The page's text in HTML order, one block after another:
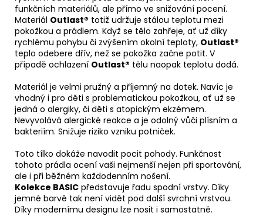
funkčních materiálů, ale přímo ve snižování pocení.
Materiál Outlast® totiž udržuje stálou teplotu mezi
pokožkou a prádlem. Když se tělo zahřeje, ať už díky
rychlému pohybu či zvýšením okolní teploty, Outlast®
teplo odebere dřív, než se pokožka začne potit. V
případě ochlazení Outlast® tělu naopak teplotu dodá.
Materiál je velmi pružný a příjemný na dotek. Navíc je
vhodný i pro děti s problematickou pokožkou, ať už se
jedná o alergiky, či děti s atopickým ekzémem.
Nevyvolává alergické reakce a je odolný vůči plísním a
bakteriím. Snižuje riziko vzniku potniček.
Toto tílko dokáže navodit pocit pohody. Funkčnost
tohoto prádla ocení vaši nejmenší nejen při sportování,
ale i při běžném každodenním nošení.
Kolekce BASIC představuje řadu spodní vrstvy. Díky
jemné barvě tak není vidět pod další svrchní vrstvou.
Díky modernímu designu lze nosit i samostatně.